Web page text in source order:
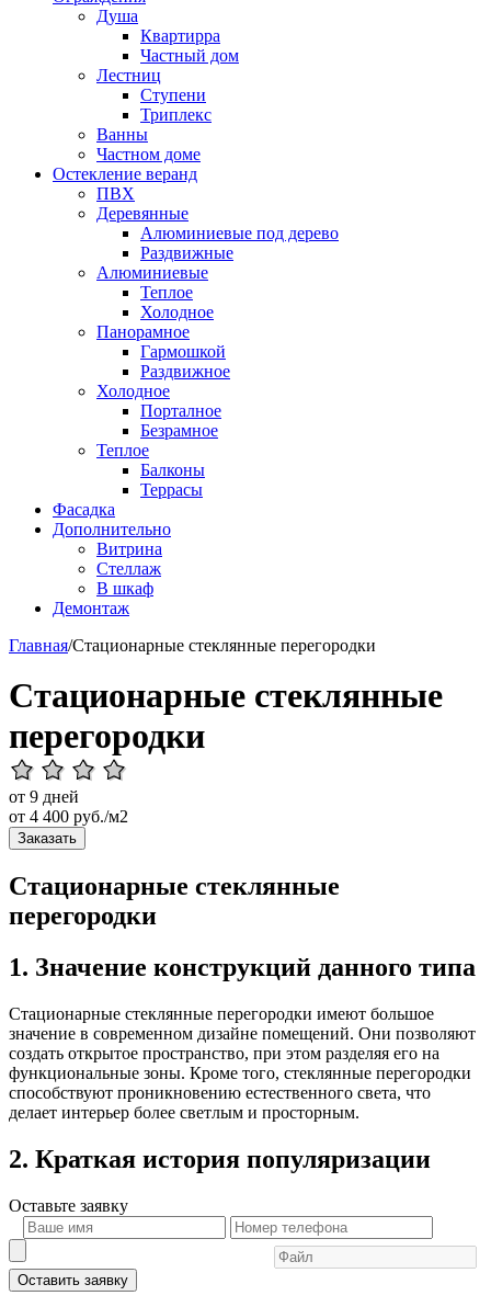
Душа
Квартирра
Частный дом
Лестниц
Ступени
Триплекс
Ванны
Частном доме
Остекление веранд
ПВХ
Деревянные
Алюминиевые под дерево
Раздвижные
Алюминиевые
Теплое
Холодное
Панорамное
Гармошкой
Раздвижное
Холодное
Порталное
Безрамное
Теплое
Балконы
Террасы
Фасадка
Дополнительно
Витрина
Стеллаж
В шкаф
Демонтаж
Главная/Стационарные стеклянные перегородки
Стационарные стеклянные
перегородки
от 9 дней
от 4 400 руб./м2
Заказать
Стационарные стеклянные
перегородки
1. Значение конструкций данного типа
Стационарные стеклянные перегородки имеют большое
значение в современном дизайне помещений. Они позволяют
создать открытое пространство, при этом разделяя его на
функциональные зоны. Кроме того, стеклянные перегородки
способствуют проникновению естественного света, что
делает интерьер более светлым и просторным.
2. Краткая история популяризации
Оставьте заявку
Оставить заявку